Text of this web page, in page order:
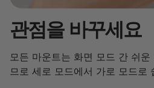
관점을 바꾸세요
모든 마운트는 화면 모드 간 쉬
므로 세로 모드에서 가로 모드로